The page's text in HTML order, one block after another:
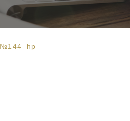
№144_hp